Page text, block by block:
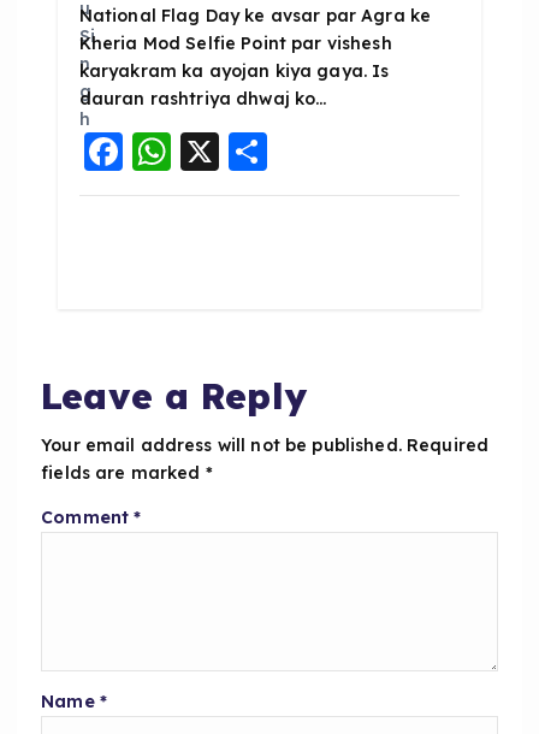
National Flag Day ke avsar par Agra ke
Kheria Mod Selfie Point par vishesh
karyakram ka ayojan kiya gaya. Is
dauran rashtriya dhwaj ko…
F
a
o
k
W
h
p
X S
h
Leave a Reply
Your email address will not be published. Required
fields are marked *
Comment*
Name *